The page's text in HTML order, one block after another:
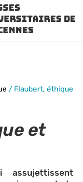
de
/ Flaubert, éthique
et
assujettissent